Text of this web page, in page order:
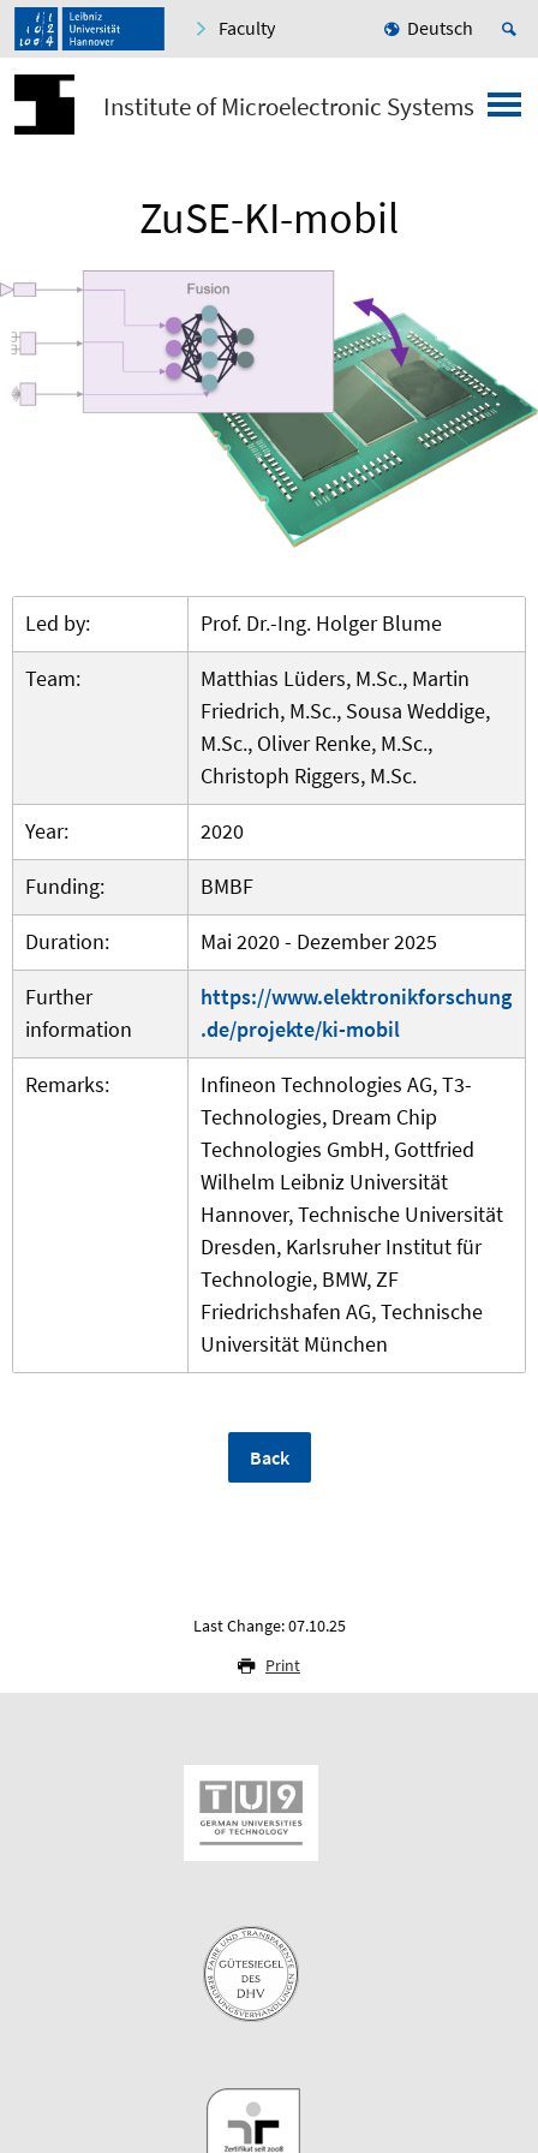
Faculty Deutsch
Institute of Microelectronic Systems
ZuSE-KI-mobil
Led by:
Prof. Dr.-Ing. Holger Blume
Team:
Matthias Lüders, M.Sc., Martin
Friedrich, M.Sc., Sousa Weddige,
M.Sc., Oliver Renke, M.Sc.,
Christoph Riggers, M.Sc.
Year:
2020
Funding:
BMBF
Duration:
Mai 2020 - Dezember 2025
Further
information
https://www.elektronikforschung
.de/projekte/ki-mobil
Remarks:
Infineon Technologies AG, T3-
Technologies, Dream Chip
Technologies GmbH, Gottfried
Wilhelm Leibniz Universität
Hannover, Technische Universität
Dresden, Karlsruher Institut für
Technologie, BMW, ZF
Friedrichshafen AG, Technische
Universität München
Back
Last Change: 07.10.25
Print